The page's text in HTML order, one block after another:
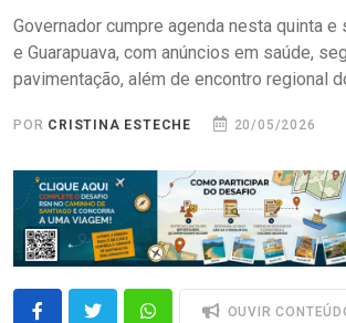
Governador cumpre agenda nesta quinta e
e Guarapuava, com anúncios em saúde,
pavimentação, além de encontro regional
POR CRISTINA ESTECHE 20/05/2026
OUVIR